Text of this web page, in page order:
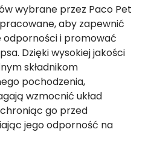
wybrane przez Paco Pet
aby zapewnić
i promować
Dzięki wysokiej jakości
składnikom
pochodzenia,
wzmocnić układ
go przed
jego odporność na